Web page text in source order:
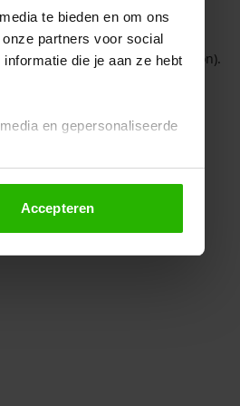
te bieden en om ons
partners voor social
die je aan ze hebt
en gepersonaliseerde
altijd wijzigen of
Accepteren
console for more information).